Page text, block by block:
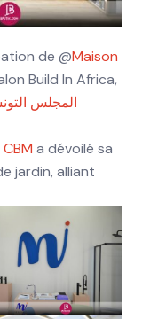
de @Maison
Build In Africa,
المجلس
a dévoilé sa
jardin, alliant